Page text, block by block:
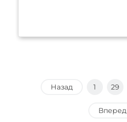
Назад 1 29
Вперед